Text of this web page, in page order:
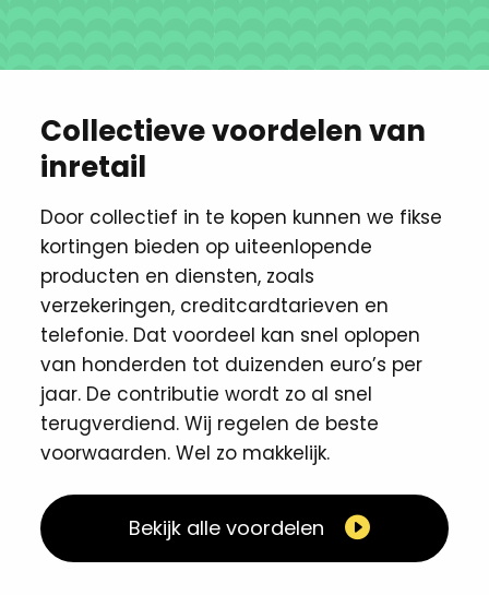
Collectieve voordelen van
inretail
Door collectief in te kopen kunnen we fikse
kortingen ​bieden op uiteenlopende
producten en diensten, zoals
verzekeringen, creditcardtarieven en
telefonie. Dat voordeel kan snel oplopen
van honderden tot duizenden euro’s per
jaar. De contributie wordt zo al snel
terugverdiend. Wij regelen de beste
voorwaarden. Wel zo makkelijk. ​
Bekijk alle voordelen